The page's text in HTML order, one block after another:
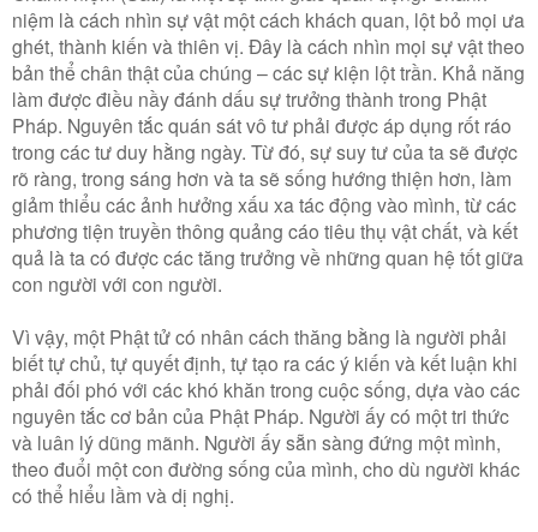
niệm là cách nhìn sự vật một cách khách quan, lột bỏ mọi ưa
ghét, thành kiến và thiên vị. Ðây là cách nhìn mọi sự vật theo
bản thể chân thật của chúng – các sự kiện lột trần. Khả năng
làm được điều nầy đánh dấu sự trưởng thành trong Phật
Pháp. Nguyên tắc quán sát vô tư phải được áp dụng rốt ráo
trong các tư duy hằng ngày. Từ đó, sự suy tư của ta sẽ được
rõ ràng, trong sáng hơn và ta sẽ sống hướng thiện hơn, làm
giảm thiểu các ảnh hưởng xấu xa tác động vào mình, từ các
phương tiện truyền thông quảng cáo tiêu thụ vật chất, và kết
quả là ta có được các tăng trưởng về những quan hệ tốt giữa
con người với con người.
Vì vậy, một Phật tử có nhân cách thăng bằng là người phải
biết tự chủ, tự quyết định, tự tạo ra các ý kiến và kết luận khi
phải đối phó với các khó khăn trong cuộc sống, dựa vào các
nguyên tắc cơ bản của Phật Pháp. Người ấy có một tri thức
và luân lý dũng mãnh. Người ấy sẵn sàng đứng một mình,
theo đuổi một con đường sống của mình, cho dù người khác
có thể hiểu lầm và dị nghị.